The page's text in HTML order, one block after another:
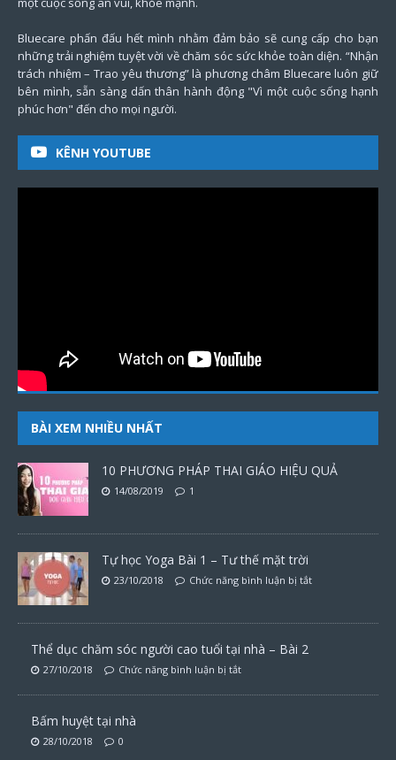
Bluecare phấn đấu hết mình nhằm đảm bảo sẽ cung cấp cho bạn
những trải nghiệm tuyệt vời về chăm sóc sức khỏe toàn diện. “Nhận
trách nhiệm – Trao yêu thương” là phương châm Bluecare luôn giữ
bên mình, sẵn sàng dấn thân hành động "Vì một cuộc sống hạnh
phúc hơn" đến cho mọi người.
KÊNH YOUTUBE
BÀI XEM NHIỀU NHẤT
10 PHƯƠNG PHÁP THAI GIÁO HIỆU QUẢ
14/08/2019 1
Tự học Yoga Bài 1 – Tư thế mặt trời
23/10/2018 Chức năng bình luận bị tắt
Thể dục chăm sóc người cao tuổi tại nhà – Bài 2
27/10/2018 Chức năng bình luận bị tắt
Bấm huyệt tại nhà
28/10/2018 0